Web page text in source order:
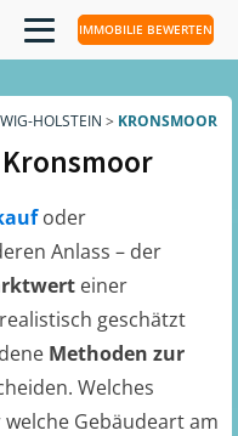
IMMOBILIE BEWERTEN
HOLSTEIN > KRONSMOOR
Kronsmoor
oder
Anlass – der
einer
geschätzt
Methoden zur
Welches
Gebäudeart am